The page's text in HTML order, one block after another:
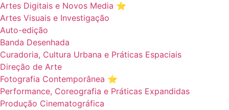
Artes Digitais e Novos Media ⭐️
Artes Visuais e Investigação
Auto-edição
Banda Desenhada
Curadoria, Cultura Urbana e Práticas Espaciais
Direção de Arte
Fotografia Contemporânea ⭐️
Performance, Coreografia e Práticas Expandidas
Produção Cinematográfica